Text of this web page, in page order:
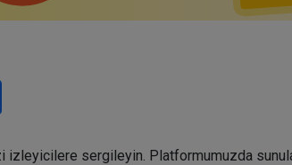
sergileyin. Platformumuzda